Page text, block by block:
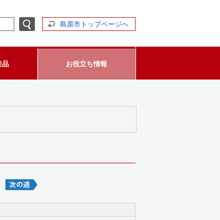
島原市トップページへ
品 お役立ち情報